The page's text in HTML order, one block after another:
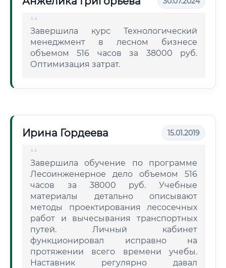
Завершила курс Технологический
менеджмент в лесном бизнесе
объемом 516 часов за 38000 руб.
Оптимизация затрат.
Ирина Гордеева 15.01.2019
Завершила обучение по программе
Лесоинженерное дело объемом 516
часов за 38000 руб. Учебные
материалы детально описывают
методы проектирования лесосечных
работ и вычесывания транспортных
путей. Личный кабинет
функционировал исправно на
протяжении всего времени учебы.
Наставник регулярно давал